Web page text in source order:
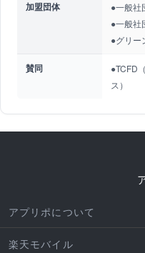
加盟団体
●一般社
●一般社
●グリー
賛同
●TCFD
ス）
アプリポについて
楽天モバイル